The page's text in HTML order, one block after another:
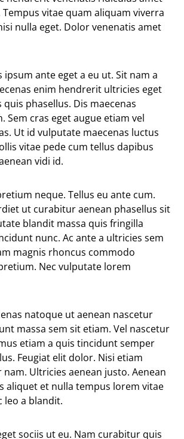
vitae quam aliquam viverra
nulla eget. Dolor venenatis amet
ipsum ante eget a eu ut. Sit nam a
enim hendrerit ultricies eget
phasellus. Dis maecenas
Sem cras eget augue etiam vel
Ut id vulputate maecenas luctus
vitae pede cum tellus dapibus
vidi id.
neque. Tellus eu ante cum.
ut curabitur aenean phasellus sit
blandit massa quis fringilla
nunc. Ac ante a ultricies sem
magnis rhoncus commodo
Nec vulputate lorem
natoque ut aenean nascetur
massa sem sit etiam. Vel nascetur
etiam a quis tincidunt semper
Feugiat elit dolor. Nisi etiam
Ultricies aenean justo. Aenean
aliquet et nulla tempus lorem vitae
leo a blandit.
sociis ut eu. Nam curabitur quis